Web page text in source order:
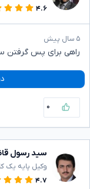
۴.۶
۵ سال پیش
راهی برای پس گرفتن
۰
سید رسول
وکیل پایه یک
۴.۷